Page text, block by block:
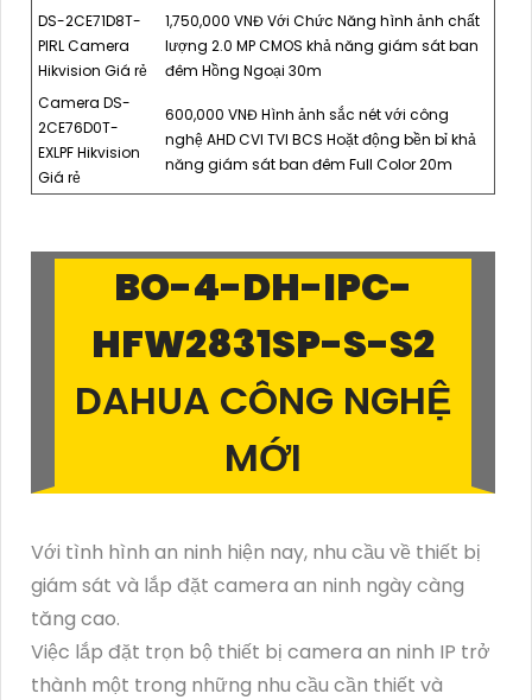
DS-2CE71D8T-
PIRL Camera
Hikvision Giá rẻ
1,750,000 VNĐ Với Chức Năng hình ảnh chất
lượng 2.0 MP CMOS khả năng giám sát ban
đêm Hồng Ngoại 30m
Camera DS-
2CE76D0T-
EXLPF Hikvision
Giá rẻ
600,000 VNĐ Hình ảnh sắc nét với công
nghệ AHD CVI TVI BCS Hoặt động bền bỉ khả
năng giám sát ban đêm Full Color 20m
BO-4-DH-IPC-
HFW2831SP-S-S2
DAHUA CÔNG NGHỆ
MỚI
Với tình hình an ninh hiện nay, nhu cầu về thiết bị
giám sát và lắp đặt camera an ninh ngày càng
tăng cao.
Việc lắp đặt trọn bộ thiết bị camera an ninh IP trở
thành một trong những nhu cầu cần thiết và